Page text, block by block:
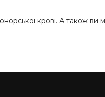
крові. А також ви